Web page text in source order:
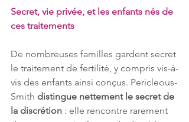
Secret, vie privée, et les enfants nés de
ces traitements
De nombreuses familles gardent secret
le traitement de fertilité, y compris vis-à-
vis des enfants ainsi conçus. Pericleous-
Smith distingue nettement le secret de
la discrétion : elle rencontre rarement